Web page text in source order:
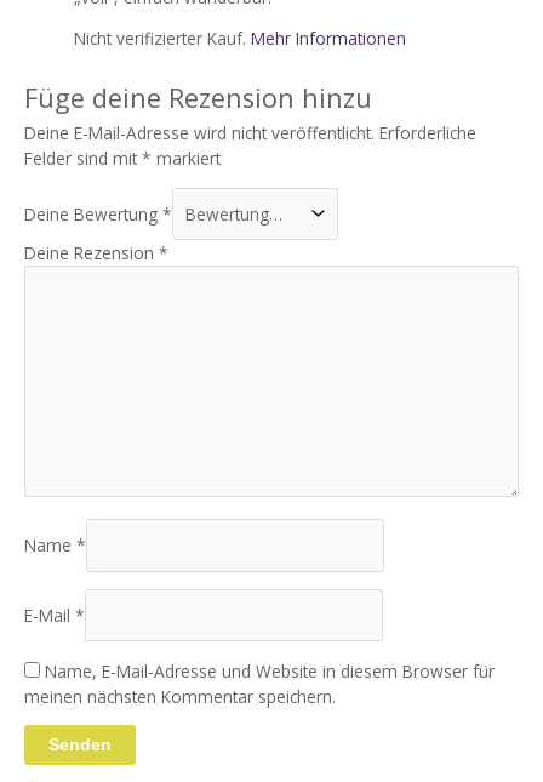
Nicht verifizierter Kauf.Mehr Informationen
Füge deine Rezension hinzu
Deine E-Mail-Adresse wird nicht veröffentlicht. Erforderliche
Felder sind mit * markiert
Deine Bewertung *
Deine Rezension *
Name *
E-Mail *
Name, E-Mail-Adresse und Website in diesem Browser für
meinen nächsten Kommentar speichern.